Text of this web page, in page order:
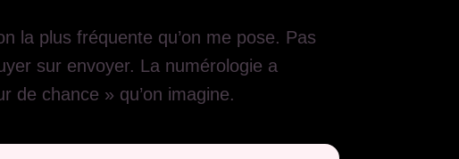
la plus fréquente qu’on me pose. Pas
sur envoyer. La numérologie a
de chance » qu’on imagine.